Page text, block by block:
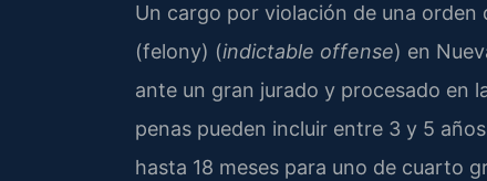
Un cargo por violación de una
(felony) (indictable offense) en
ante un gran jurado y procesado en
penas pueden incluir entre 3 y 5
hasta 18 meses para uno de cuarto